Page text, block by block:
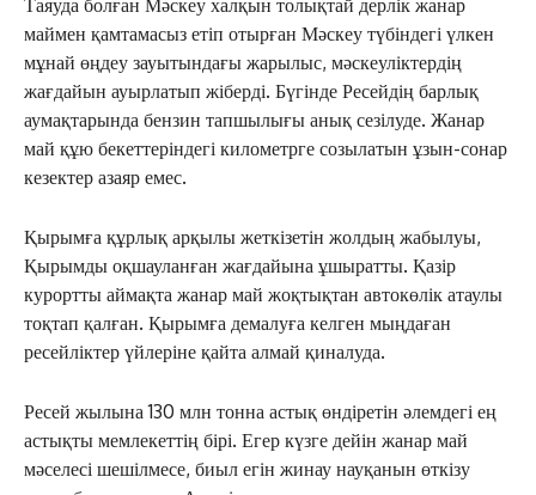
Таяуда болған Мәскеу халқын толықтай дерлік жанар
маймен қамтамасыз етіп отырған Мәскеу түбіндегі үлкен
мұнай өңдеу зауытындағы жарылыс, мәскеуліктердің
жағдайын ауырлатып жіберді. Бүгінде Ресейдің барлық
аумақтарында бензин тапшылығы анық сезілуде. Жанар
май құю бекеттеріндегі километрге созылатын ұзын-сонар
кезектер азаяр емес.
Қырымға құрлық арқылы жеткізетін жолдың жабылуы,
Қырымды оқшауланған жағдайына ұшыратты. Қазір
курортты аймақта жанар май жоқтықтан автокөлік атаулы
тоқтап қалған. Қырымға демалуға келген мыңдаған
ресейліктер үйлеріне қайта алмай қиналуда.
Ресей жылына 130 млн тонна астық өндіретін әлемдегі ең
астықты мемлекеттің бірі. Егер күзге дейін жанар май
мәселесі шешілмесе, биыл егін жинау науқанын өткізу